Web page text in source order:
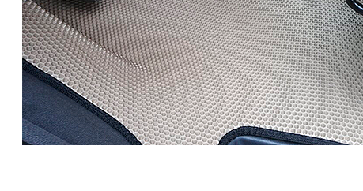
Dacia Dadi
De Tomaso DeLorean
Doninvest Eagle
Ford